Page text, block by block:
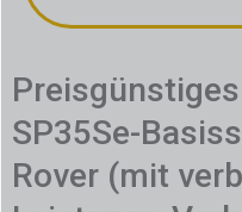
SP35Se-
Rover (mit